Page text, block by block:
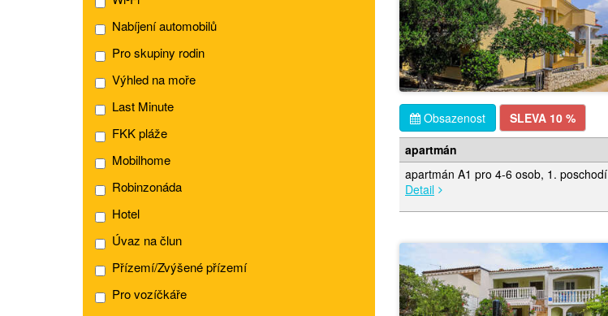
Nabíjení automobilů
Pro skupiny rodin
Výhled na moře
Last Minute
FKK pláže
Mobilhome
Robinzonáda
Hotel
Úvaz na člun
Přízemí/Zvýšené přízemí
Pro vozíčkáře
Obsazenost
SLEVA 10 %
apartmán
apartmán A1 pro 4-6 osob, 1. poschodí
Detail